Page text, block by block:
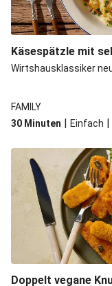
Käsespätzle mit
Wirtshausklassiker
FAMILY
30 Minuten | Einfach |
Doppelt vegane